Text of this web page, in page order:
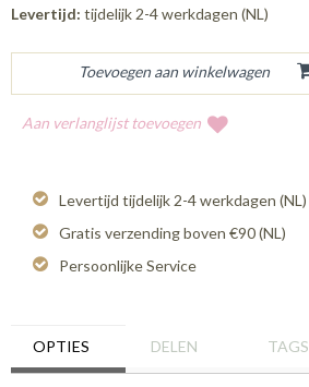
Levertijd: tijdelijk 2-4 werkdagen (NL)
Aan verlanglijst toevoegen
Levertijd tijdelijk 2-4 werkdagen (NL)
Gratis verzending boven €90 (NL)
Persoonlijke Service
OPTIES DELEN TAGS